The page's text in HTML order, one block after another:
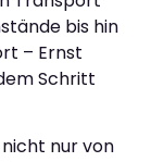
bis hin
– Ernst
Schritt
nur von